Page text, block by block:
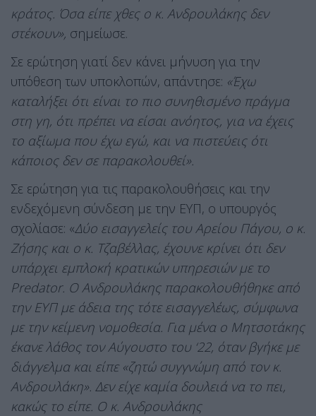
κράτος. Όσα είπε χθες ο κ. Ανδρουλάκης δεν
στέκουν», σημείωσε.
Σε ερώτηση γιατί δεν κάνει μήνυση για την
υπόθεση των υποκλοπών, απάντησε: «Έχω
καταλήξει ότι είναι το πιο συνηθισμένο πράγμα
στη γη, ότι πρέπει να είσαι ανόητος, για να έχεις
το αξίωμα που έχω εγώ, και να πιστεύεις ότι
κάποιος δεν σε παρακολουθεί».
Σε ερώτηση για τις παρακολουθήσεις και την
ενδεχόμενη σύνδεση με την ΕΥΠ, ο υπουργός
σχολίασε: «Δύο εισαγγελείς του Αρείου Πάγου, ο κ.
Ζήσης και ο κ. Τζαβέλλας, έχουνε κρίνει ότι δεν
υπάρχει εμπλοκή κρατικών υπηρεσιών με το
Predator. Ο Ανδρουλάκης παρακολουθήθηκε από
την ΕΥΠ με άδεια της τότε εισαγγελέως, σύμφωνα
με την κείμενη νομοθεσία. Για μένα ο Μητσοτάκης
έκανε λάθος τον Αύγουστο του ‘22, όταν βγήκε με
διάγγελμα και είπε «ζητώ συγγνώμη από τον κ.
Ανδρουλάκη». Δεν είχε καμία δουλειά να το πει,
κακώς το είπε. Ο κ. Ανδρουλάκης